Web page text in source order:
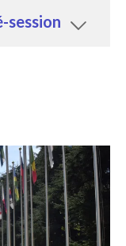
session